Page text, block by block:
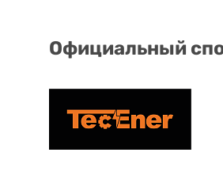
Официальный